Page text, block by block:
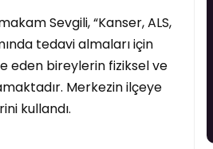
Sevgili, “Kanser, ALS,
tedavi almaları için
eden bireylerin fiziksel ve
Merkezin ilçeye
kullandı.